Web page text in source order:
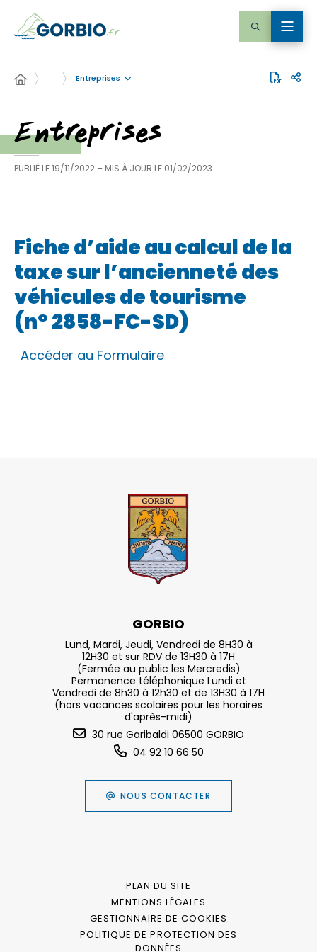
… Entreprises
Entreprises
PUBLIÉ LE19/11/2022 – MIS À JOUR LE 01/02/2023
Fiche d’aide au calcul de la
taxe sur l’ancienneté des
véhicules de tourisme
(n° 2858-FC-SD)
Accéder au Formulaire
GORBIO
Lund, Mardi, Jeudi, Vendredi de 8H30 à
12H30 et sur RDV de 13H30 à 17H
(Fermée au public les Mercredis)
Permanence téléphonique Lundi et
Vendredi de 8h30 à 12h30 et de 13H30 à 17H
(hors vacances scolaires pour les horaires
d'après-midi)
30 rue Garibaldi 06500 GORBIO
04 92 10 66 50
NOUS CONTACTER
PLAN DU SITE
MENTIONS LÉGALES
GESTIONNAIRE DE COOKIES
POLITIQUE DE PROTECTION DES
DONNÉES